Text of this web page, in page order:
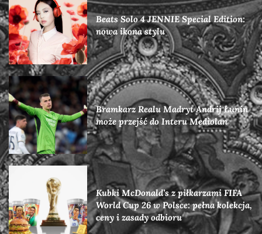
Beats Solo 4 JENNIE Special Edition:
nowa ikona stylu
Bramkarz Realu Madryt Andrij Łunin
może przejść do Interu Mediolan
Kubki McDonald’s z piłkarzami FIFA
World Cup 26 w Polsce: pełna kolekcja,
ceny i zasady odbioru